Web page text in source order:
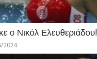
ο Νικόλ Ελευθεριάδου!
2024